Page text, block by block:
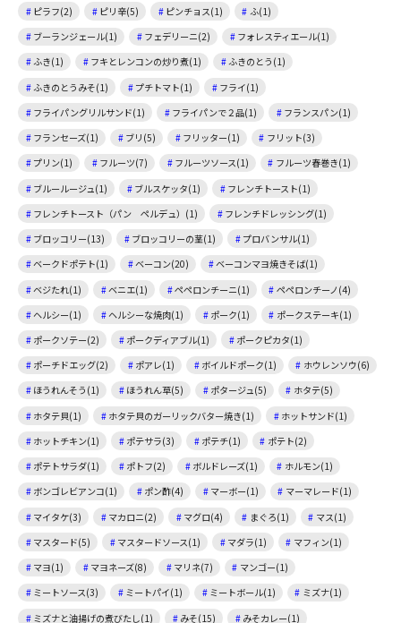
ピラフ(2)
ピリ辛(5) ピンチョス(1)
ふ(1)
ブーランジェール(1)
フェデリーニ(2)
フォレスティエール(1)
ふき(1)
フキとレンコンの炒り煮(1)
ふきのとう(1)
ふきのとうみそ(1)
プチトマト(1)
フライ(1)
フライパングリルサンド(1)
フライパンで２品(1)
フランスパン(1)
フランセーズ(1)
ブリ(5) フリッター(1)
フリット(3)
プリン(1)
フルーツ(7) フルーツソース(1)
フルーツ春巻き(1)
ブルールージュ(1)
ブルスケッタ(1)
フレンチトースト(1)
フレンチトースト（パン ペルデュ）(1)
フレンチドレッシング(1)
ブロッコリー(13)
ブロッコリーの茎(1)
プロバンサル(1)
ベークドポテト(1)
ベーコン(20)
ベーコンマヨ焼きそば(1)
ベジたれ(1)
ベニエ(1) ペペロンチーニ(1)
ペペロンチーノ(4)
ヘルシー(1)
ヘルシーな焼肉(1) ポーク(1)
ポークステーキ(1)
ポークソテー(2)
ポークディアブル(1)
ポークピカタ(1)
ポーチドエッグ(2)
ポアレ(1) ボイルドポーク(1)
ホウレンソウ(6)
ほうれんそう(1)
ほうれん草(5) ポタージュ(5)
ホタテ(5)
ホタテ貝(1)
ホタテ貝のガーリックバター焼き(1)
ホットサンド(1)
ホットチキン(1)
ポテサラ(3) ポテチ(1)
ポテト(2)
ポテトサラダ(1)
ポトフ(2) ボルドレーズ(1)
ホルモン(1)
ボンゴレビアンコ(1)
ポン酢(4) マーボー(1)
マーマレード(1)
マイタケ(3)
マカロニ(2) マグロ(4) まぐろ(1)
マス(1)
マスタード(5)
マスタードソース(1) マダラ(1)
マフィン(1)
マヨ(1)
マヨネーズ(8) マリネ(7)
マンゴー(1)
ミートソース(3)
ミートパイ(1) ミートボール(1)
ミズナ(1)
ミズナと油揚げの煮びたし(1)
みそ(15)
みそカレー(1)